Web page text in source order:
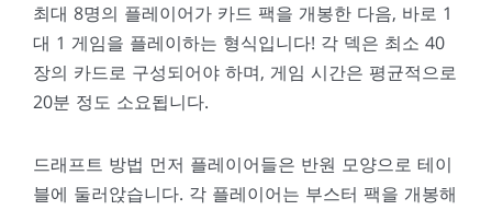
최대 8명의 플레이어가 카드 팩을 개봉한 다음, 바로 1
대 1 게임을 플레이하는 형식입니다! 각 덱은 최소 40
장의 카드로 구성되어야 하며, 게임 시간은 평균적으로
20분 정도 소요됩니다.
드래프트 방법 먼저 플레이어들은 반원 모양으로 테이
블에 둘러앉습니다. 각 플레이어는 부스터 팩을 개봉해